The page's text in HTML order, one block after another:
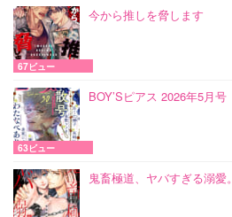
今から推しを脅します
67ビュー
BOY’Sピアス 2026年5月号
63ビュー
鬼畜極道、ヤバすぎる溺愛